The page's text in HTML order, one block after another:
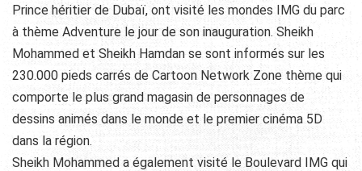
Prince héritier de Dubaï, ont visité les mondes IMG du parc
à thème Adventure le jour de son inauguration. Sheikh
Mohammed et Sheikh Hamdan se sont informés sur les
230.000 pieds carrés de Cartoon Network Zone thème qui
comporte le plus grand magasin de personnages de
dessins animés dans le monde et le premier cinéma 5D
dans la région.
Sheikh Mohammed a également visité le Boulevard IMG qui